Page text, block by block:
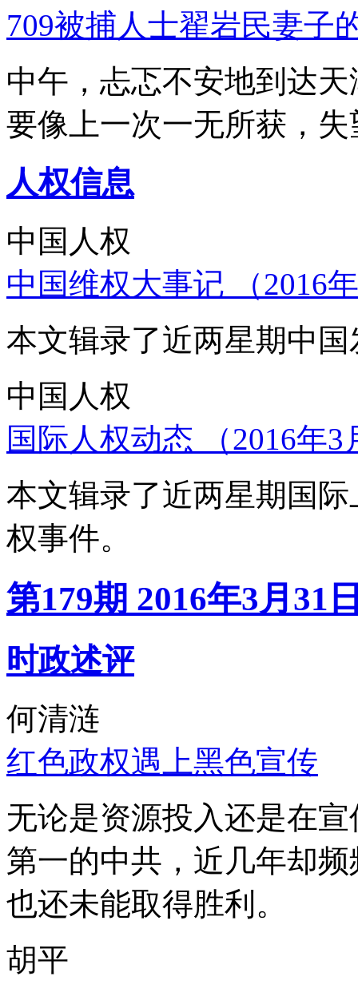
709被捕人士翟岩民妻子
中午，忐忑不安地到达
要像上一次一无所获，
人权信息
中国人权
中国维权大事记 （2016
本文辑录了近两星期中
中国人权
国际人权动态 （2016年
本文辑录了近两星期国
权事件。
第179期 2016年3月31
时政述评
何清涟
红色政权遇上黑色宣传
无论是资源投入还是在
第一的中共，近几年却
也还未能取得胜利。
胡平